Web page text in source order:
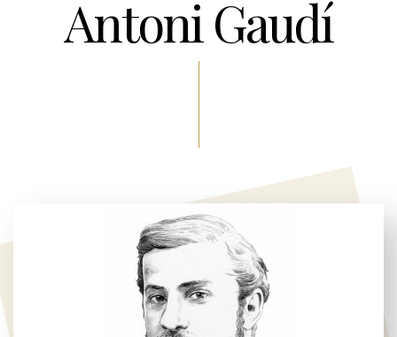
Antoni Gaudí